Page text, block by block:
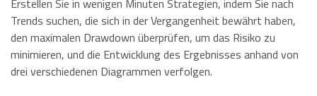
Erstellen Sie in wenigen Minuten Strategien, indem Sie nach
Trends suchen, die sich in der Vergangenheit bewährt haben,
den maximalen Drawdown überprüfen, um das Risiko zu
minimieren, und die Entwicklung des Ergebnisses anhand von
drei verschiedenen Diagrammen verfolgen.